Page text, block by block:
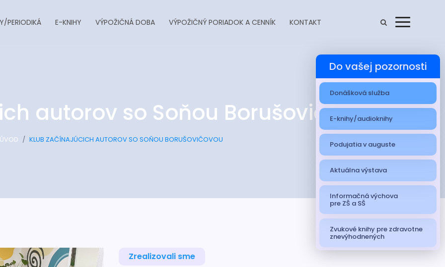
PERIODIKÁ E-KNIHY VÝPOŽIČNÁ DOBA VÝPOŽIČNÝ PORIADOK A CENNÍK KONTAKT
autorov so Soňou Borušovičovou
ÚVOD KLUB ZAČÍNAJÚCICH AUTOROV SO SOŇOU BORUŠOVIČOVOU
Zrealizovali sme
Do vašej pozornosti
Donášková služba
E-knihy/audioknihy
Podujatia v auguste
Aktuálna výstava
Informačná výchova
pre ZŠ a SŠ
Zvukové knihy pre zdravotne
znevýhodnených